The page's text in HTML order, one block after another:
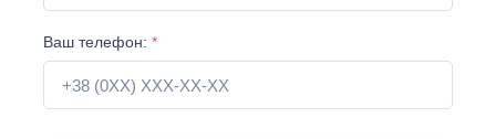
Ваш телефон: *